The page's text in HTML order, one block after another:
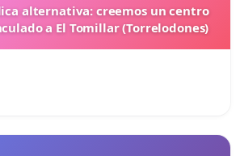
alternativa: creemos un centro
a El Tomillar (Torrelodones)